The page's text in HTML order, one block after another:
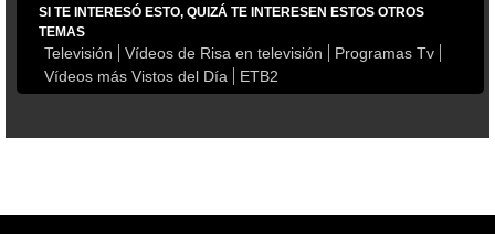
SI TE INTERESÓ ESTO, QUIZÁ TE INTERESEN ESTOS OTROS
TEMAS
Televisión Vídeos de Risa en televisión
Programas Tv
Vídeos más Vistos del Día
ETB2